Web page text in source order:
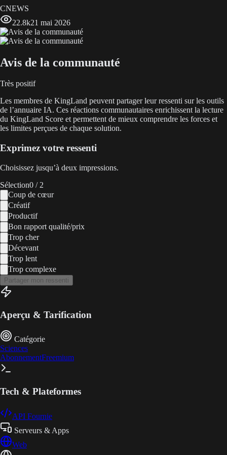
CNEWS
22.8k21 mai 2026
Avis de la communauté
Très positif
Les membres de KingLand peuvent partager leur ressenti sur les outils
de l’annuaire IA. Ces réactions communautaires enrichissent la lecture
du KingLand Score et permettent de mieux comprendre les forces et
les limites perçues de chaque solution.
Exprimez votre ressenti
Choisissez jusqu’à deux impressions.
Sélection0 / 2
Coup de cœur
Créatif
Productif
Bon rapport qualité/prix
Trop cher
Décevant
Trop lent
Trop complexe
Partager mon ressenti
Aperçu & Tarification
Catégorie
Sciences
AbonnementFreemium
Tech & Plateformes
API Fournie
Serveurs & Apps
Web